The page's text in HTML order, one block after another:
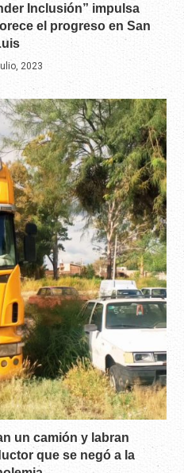
Inclusión” impulsa
el progreso en San
2023
un camión y labran
que se negó a la